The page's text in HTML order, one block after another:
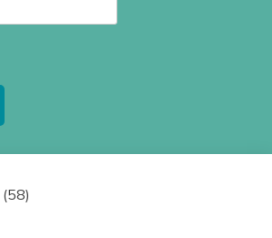
(58)